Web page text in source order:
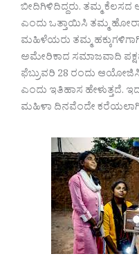
ಬೀದಿಗಿಳಿದಿದ್ದರು. ತಮ್ಮ
ಎಂದು ಒತ್ತಾಯಿಸಿ ತಮ್ಮ
ಮಹಿಳೆಯರು ತಮ್ಮ
ಅಮೇರಿಕಾದ ಸಮಾಜವಾದಿ
ಫೆಬ್ರುವರಿ 28 ರಂದು
ಎಂದು ಇತಿಹಾಸ ಹೇಳುತ್ತದೆ.
ಮಹಿಳಾ ದಿನವೆಂದೇ